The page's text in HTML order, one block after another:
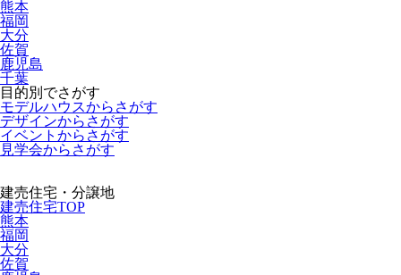
熊本
福岡
大分
佐賀
鹿児島
千葉
目的別でさがす
モデルハウスからさがす
デザインからさがす
イベントからさがす
見学会からさがす
建売住宅・分譲地
建売住宅TOP
熊本
福岡
大分
佐賀